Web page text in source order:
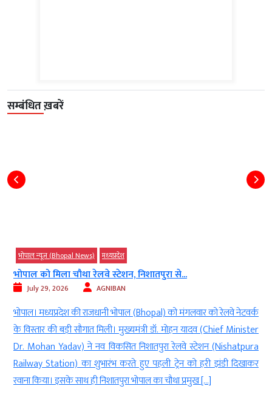
सम्बंधित ख़बरें
भोपाल न्यूज़ (Bhopal News) मध्‍यप्रदेश
भोपाल के हमीदिया अस्पताल में खून का संकट...
August 09, 2026 Ashish Meena
भोपाल। भोपाल के सबसे बड़े सरकारी अस्पतालों में शामिल हमीदिया अस्पताल में
इन दिनों रक्त की गंभीर कमी चिंता का कारण बनी हुई है। रक्त की कमी का सीधा
असर उन मरीजों पर पड़ रहा है, जिन्हें इलाज के दौरान तत्काल रक्त की जरूरत
होती है। दुर्घटनाओं में घायल मरीजों से लेकर गंभीर बीमारी से […]